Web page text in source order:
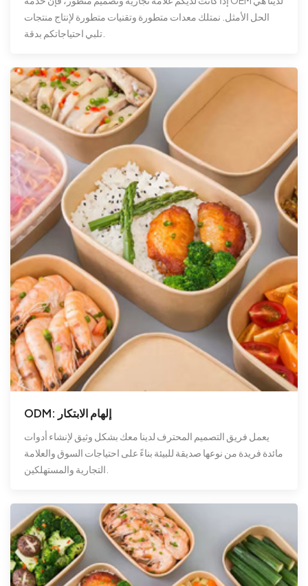
الحل الأمثل. نمتلك معدات متطورة وتقنيات متطورة لإنتاج منتجات
ODM: إلهام الابتكار
يعمل فريق التصميم المحترف لدينا معك بشكل وثيق لإنشاء أدوات
مائدة فريدة من نوعها صديقة للبيئة بناءً على احتياجات السوق والعلامة